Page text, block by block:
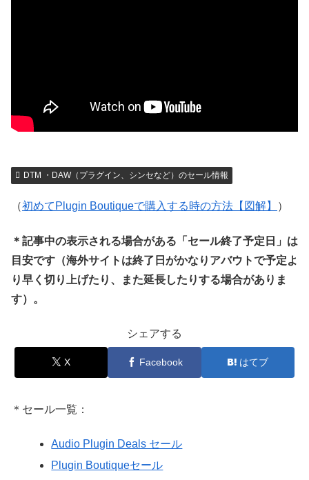
DTM ・DAW（プラグイン、シンセなど）のセール情報
（初めてPlugin Boutiqueで購入する時の方法【図解】 ）
＊記事中の表示される場合がある「セール終了予定日」は
目安です（海外サイトは終了日がかなりアバウトで予定よ
り早く切り上げたり、また延長したりする場合がありま
す）。
シェアする
X Facebook はてブ
＊セール一覧：
Audio Plugin Deals セール
Plugin Boutiqueセール